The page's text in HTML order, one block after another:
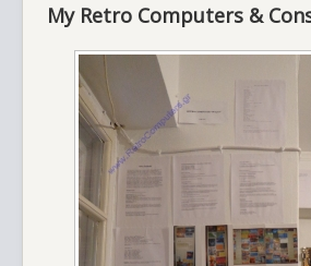
My Retro Computers &